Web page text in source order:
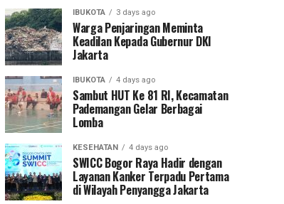
IBUKOTA 3 days ago
Warga Penjaringan Meminta
Keadilan Kepada Gubernur DKI
Jakarta
IBUKOTA 4 days ago
Sambut HUT Ke 81 RI, Kecamatan
Pademangan Gelar Berbagai
Lomba
KESEHATAN 4 days ago
SWICC Bogor Raya Hadir dengan
Layanan Kanker Terpadu Pertama
di Wilayah Penyangga Jakarta